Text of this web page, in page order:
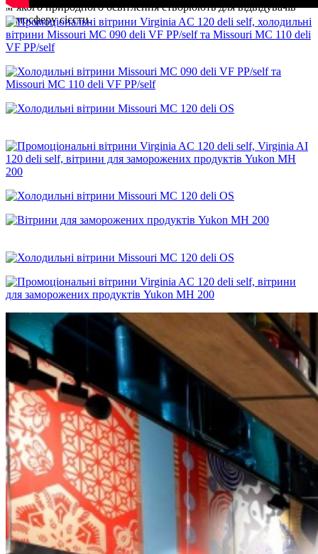
м’якого природного освітлення створюють для відвідувачів
атмосферу сієсти.